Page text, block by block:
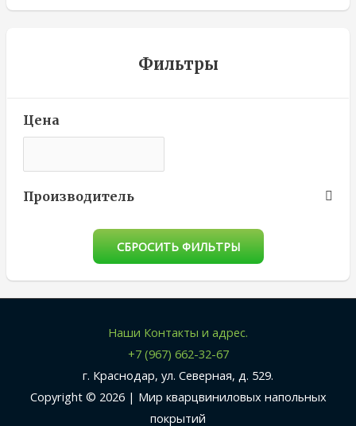
Фильтры
Цена
Производитель
СБРОСИТЬ ФИЛЬТРЫ
Наши Контакты и адрес.
+7 (967) 662-32-67
г. Краснодар, ул. Северная, д. 529.
Copyright © 2026 | Мир кварцвиниловых напольных
покрытий